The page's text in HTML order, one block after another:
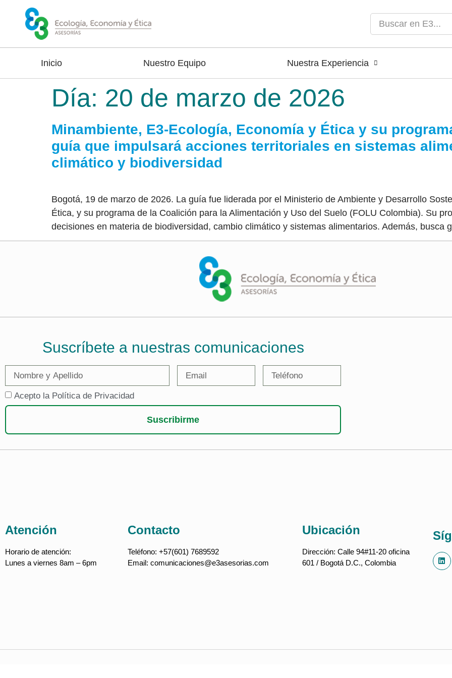
Inicio Nuestro Equipo Nuestra Experiencia
Día: 20 de marzo de 2026
Minambiente, E3-Ecología, Economía y Ética y su
guía que impulsará acciones territoriales en sistemas
climático y biodiversidad
Bogotá, 19 de marzo de 2026. La guía fue liderada por el Ministerio de Ambiente y Desarrollo
Ética, y su programa de la Coalición para la Alimentación y Uso del Suelo (FOLU Colombia). Su
decisiones en materia de biodiversidad, cambio climático y sistemas alimentarios. Además, busca
Suscríbete a nuestras comunicaciones
Acepto la Política de Privacidad
Suscribirme
Atención
Horario de atención:
Lunes a viernes 8am – 6pm
Contacto
Teléfono: +57(601) 7689592
Email: comunicaciones@e3asesorias.com
Ubicación
Dirección: Calle 94#11-20 oficina
601 / Bogotá D.C., Colombia